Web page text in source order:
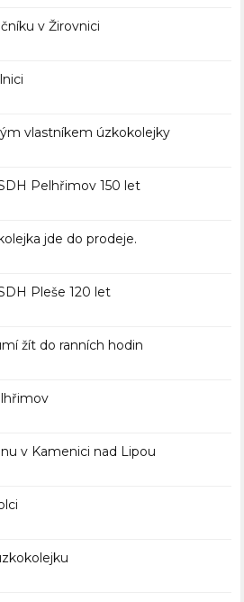
v Žirovnici
vlastníkem úzkokolejky
Pelhřimov 150 let
jde do prodeje.
Pleše 120 let
žít do ranních hodin
v Kamenici nad Lipou